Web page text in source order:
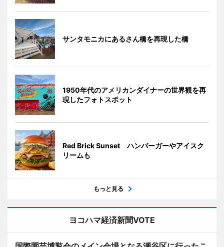
サンタモニカにあるさん橋を再現した橋
1950年代のアメリカンダイナーの世界観を再
現したフォトスポット
Red Brick Sunset ハンバーガーやアイスク
リームも
もっと見る
ヨコハマ経済新聞VOTE